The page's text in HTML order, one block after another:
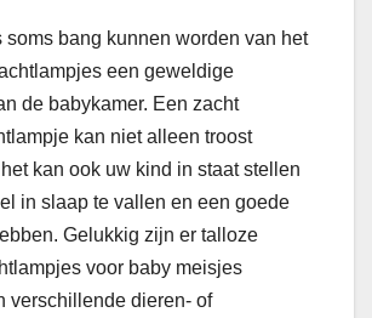
soms bang kunnen worden van het
een geweldige
de babykamer. Een zacht
kan niet alleen troost
kan ook uw kind in staat stellen
in slaap te vallen en een goede
Gelukkig zijn er talloze
voor baby meisjes
verschillende dieren- of